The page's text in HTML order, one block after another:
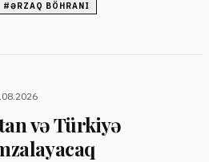
#ƏRZAQ BÖHRANI
və Türkiyə